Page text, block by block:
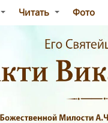
Читать Фото